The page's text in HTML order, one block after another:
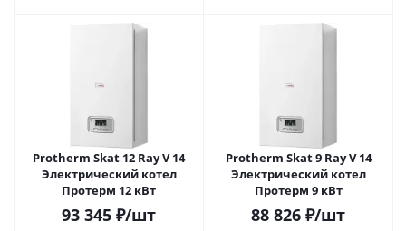
Protherm Skat 12 Ray V 14
Электрический котел
Протерм 12 кВт
93 345 ₽/шт
Protherm Skat 9 Ray V 14
Электрический котел
Протерм 9 кВт
88 826 ₽/шт